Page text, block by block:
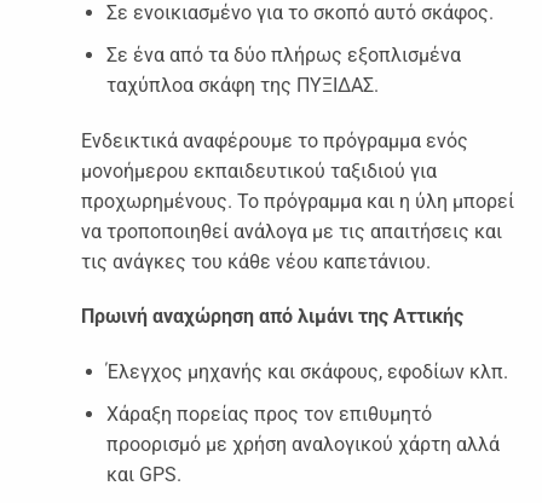
Σε ενοικιασμένο για το σκοπό αυτό σκάφος.
Σε ένα από τα δύο πλήρως εξοπλισμένα
ταχύπλοα σκάφη της ΠΥΞΙΔΑΣ.
Ενδεικτικά αναφέρουμε το πρόγραμμα ενός
μονοήμερου εκπαιδευτικού ταξιδιού για
προχωρημένους. Το πρόγραμμα και η ύλη μπορεί
να τροποποιηθεί ανάλογα με τις απαιτήσεις και
τις ανάγκες του κάθε νέου καπετάνιου.
Πρωινή αναχώρηση από λιμάνι της Αττικής
Έλεγχος μηχανής και σκάφους, εφοδίων κλπ.
Χάραξη πορείας προς τον επιθυμητό
προορισμό με χρήση αναλογικού χάρτη αλλά
και GPS.